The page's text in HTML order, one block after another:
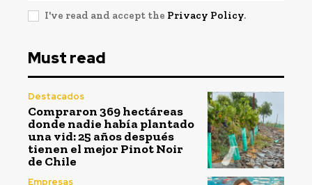
I've read and accept the Privacy Policy.
Must read
Destacados
Compraron 369 hectáreas
donde nadie había plantado
una vid: 25 años después
tienen el mejor Pinot Noir
de Chile
Empresas